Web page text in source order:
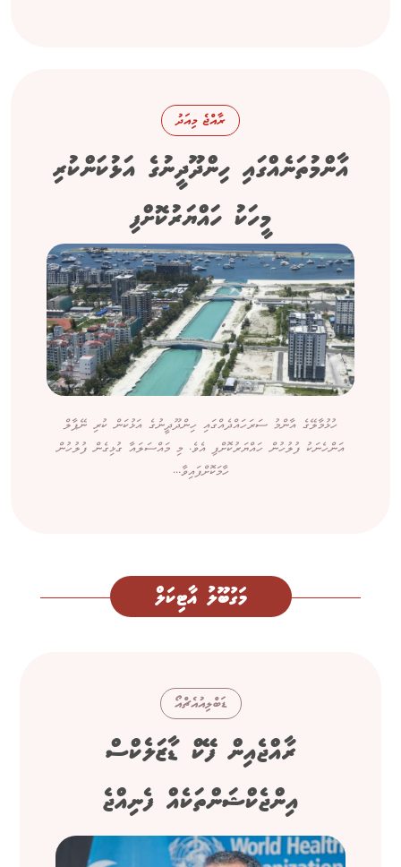
ރާއްޖެ މިއަދު
އާންމުތަނެއްގައި ހިންދޫދީނުގެ އަޅުކަންކުރި
މީހަކު ހައްޔަރުކޮށްފި
ހުޅުމާލޭގެ އާންމު ސަރަހައްދެއްގައި ހިންދޫދީނުގެ އަޅުކަން ކުރި ނޭޕާލް
އަންހެނަކު ފުލުހުން ހައްޔަރުކޮށްފި އެވެ. މި މައްސަލައާ ގުޅިގެން ފުލުހުން
ހާމަކޮށްފައިވާ...
މަގުބޫލު އާޓިކަލް
ޑަބްލިއުއެޗްއޯ
ރާއްޖެއިން ފޭކް ޑާޒަލެކްސް
އިންޖެކްޝަންތަކެއް ފެނިއްޖެ